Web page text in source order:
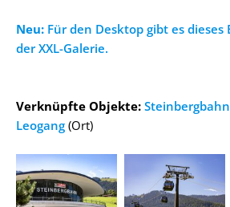
Neu: Für den Desktop gibt es
der XXL-Galerie.
Verknüpfte Objekte:
Leogang (Ort)